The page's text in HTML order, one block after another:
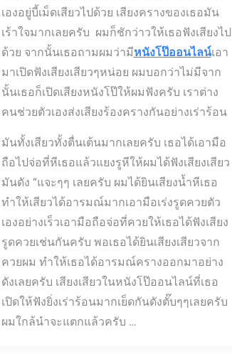
เองอยู่บี้เม็ดเสียวไปด้วย เสียงครางของเธอมัน
เร้าใจมากเลยครับ ผมก็ชักว่าวให้เธอฟังเสียงไป
ด้วย จากนั้นเธอถามผมว่ามีหนังโป๊ออนไลน์เอา
มาเปิดฟังเสียงเสียวๆหน่อย ผมบอกว่าไม่มีจาก
นั้นเธอก็เปิดเสียงหนังโป๊ให้ผมฟังครับ เราต่าง
คนช่วยตัวเองส่งเสียงร้องครางกันอย่างเร่าร้อน
มันทั้งเสียวทั้งตื่นเต้นมากเลยครับ เธอได้เอามือ
ถือไปจ่อที่หีเธอแล้วแยงรูหีให้ผมได้ฟังเสียงเสียว
มันดัง “แจะๆๆ เลยครับ ผมได้ยินเสียงน้ำหีเธอ
ทำให้เสียวได้อารมณ์มากเอามือเร่งรูดควยตัว
เองอย่างเร็วเอามือถือจ่อที่ควยให้เธอได้ฟังเสียง
รูดควยเช่นกันครับ พอเธอได้ยินเสียงเสียวจาก
ควยผม ทำให้เธอได้อารมณ์ครางออกมาอย่าง
ดังเลยครับ เสียงเสียวในหนังโป๊ออนไลน์ที่เธอ
เปิดให้ฟังยิ่งเร่าร้อนมากเย็ดกันดังตั๊บๆๆเลยครับ
ผมใกล้นำจะแตกแล้วครับ …